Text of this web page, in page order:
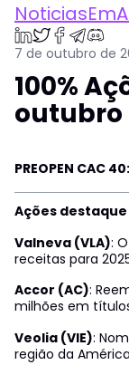
7 de outubro de
100%
outubro
PREOPEN CAC
Ações
Valneva (VLA):
receitas para
Accor (AC):
milhões em
Veolia (VIE):
região da